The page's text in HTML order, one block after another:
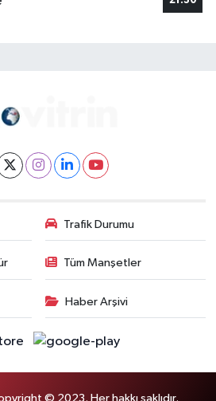
Trafik Durumu
Tüm Manşetler
Haber Arşivi
© 2023. Her hakkı saklıdır.